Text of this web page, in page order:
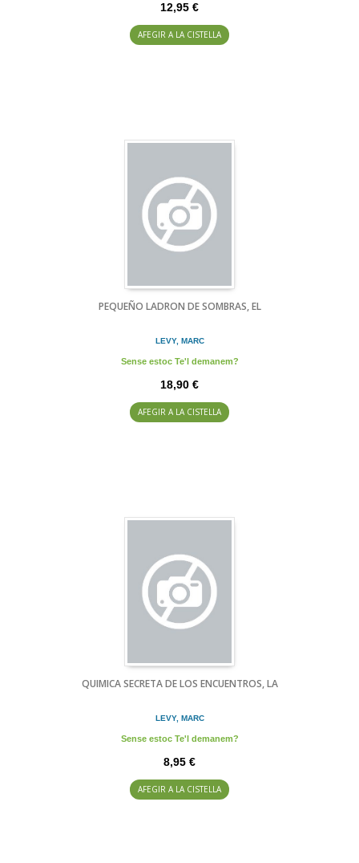
12,95 €
AFEGIR A LA CISTELLA
PEQUEÑO LADRON DE SOMBRAS, EL
LEVY, MARC
Sense estoc Te'l demanem?
18,90 €
AFEGIR A LA CISTELLA
QUIMICA SECRETA DE LOS ENCUENTROS, LA
LEVY, MARC
Sense estoc Te'l demanem?
8,95 €
AFEGIR A LA CISTELLA